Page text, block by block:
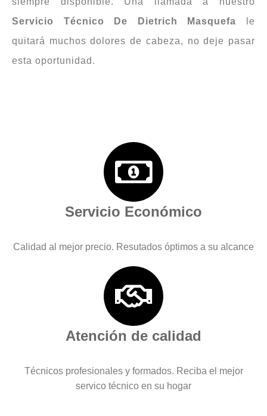
Servicio Técnico De Dietrich Masquefa
le
quitará muchos dolores de cabeza, no deje pasar
esta oportunidad.
Servicio Económico
Calidad al mejor precio. Resutados óptimos a su alcance
Atención de calidad
Técnicos profesionales y formados. Reciba el mejor
servico técnico en su hogar